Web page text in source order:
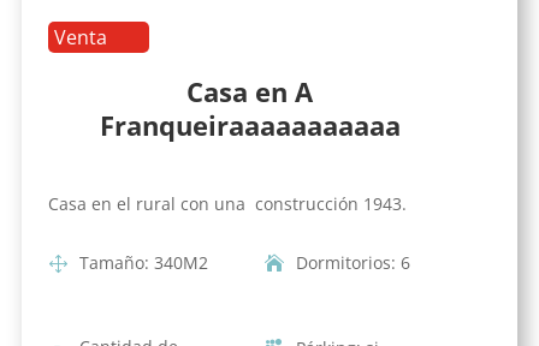
Venta
Casa en A
Franqueiraaaaaaaaaaa
Casa en el rural con una construcción 1943.
Tamaño: 340M2 Dormitorios: 6